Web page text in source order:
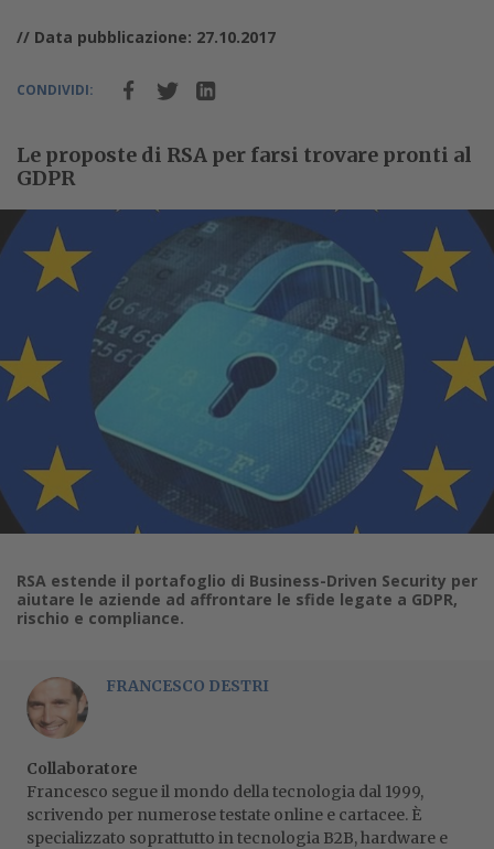
// Data pubblicazione: 27.10.2017
CONDIVIDI:
Le proposte di RSA per farsi trovare pronti al
GDPR
RSA estende il portafoglio di Business-Driven Security per
aiutare le aziende ad affrontare le sfide legate a GDPR,
rischio e compliance.
FRANCESCO DESTRI
Collaboratore
Francesco segue il mondo della tecnologia dal 1999,
scrivendo per numerose testate online e cartacee. È
specializzato soprattutto in tecnologia B2B, hardware e